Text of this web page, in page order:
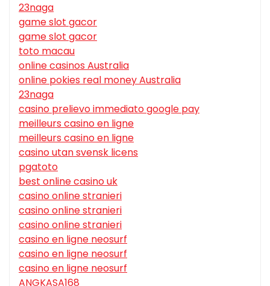
23naga
game slot gacor
game slot gacor
toto macau
online casinos Australia
online pokies real money Australia
23naga
casino prelievo immediato google pay
meilleurs casino en ligne
meilleurs casino en ligne
casino utan svensk licens
pgatoto
best online casino uk
casino online stranieri
casino online stranieri
casino online stranieri
casino en ligne neosurf
casino en ligne neosurf
casino en ligne neosurf
ANGKASA168